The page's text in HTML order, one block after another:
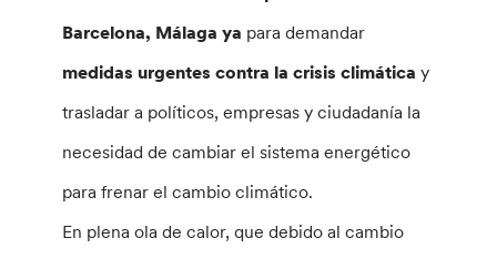
Barcelona, Málaga ya para demandar
medidas urgentes contra la crisis climática y
trasladar a políticos, empresas y ciudadanía la
necesidad de cambiar el sistema energético
para frenar el cambio climático.
En plena ola de calor, que debido al cambio